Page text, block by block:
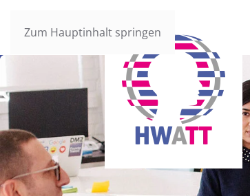
Zum Hauptinhalt springen